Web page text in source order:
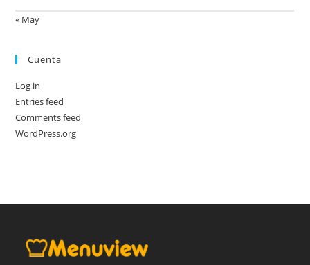
« May
Cuenta
Log in
Entries feed
Comments feed
WordPress.org